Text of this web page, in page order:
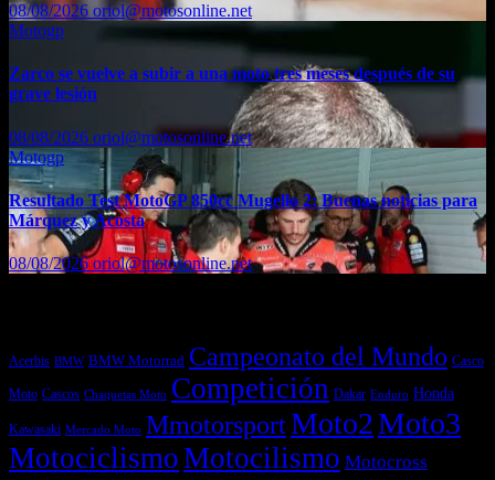
08/08/2026 oriol@motosonline.net
Motogp
Zarco se vuelve a subir a una moto tres meses después de su
grave lesión
08/08/2026 oriol@motosonline.net
Motogp
Resultado Test MotoGP 850cc Mugello 2: Buenas noticias para
Márquez y Acosta
08/08/2026oriol@motosonline.net
Acerbis BMW BMW Motorrad Campeonato del Mundo Casco
Moto Cascos Chaquetas Moto Competición Dakar Enduro Honda
Kawasaki Mercado Moto MmotorsportMoto2Moto3
MotociclismoMotocilismo Motocross